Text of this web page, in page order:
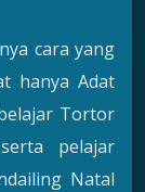
cara yang
hanya Adat
Tortor
pelajar
Natal